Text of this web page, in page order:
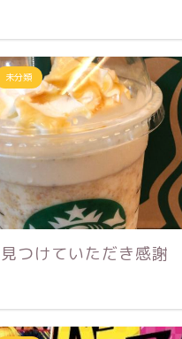
未分類
見つけていただき感謝